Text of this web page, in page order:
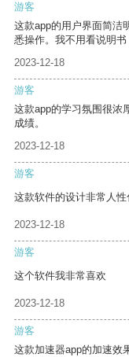
游客
这款app的用户界面简洁
悉操作。我不用看说明书
2023-12-18
游客
这款app的学习氛围很浓
成绩。
2023-12-18
游客
这款软件的设计非常人性
2023-12-18
游客
这个软件我非常喜欢
2023-12-18
游客
这款加速器app的加速效